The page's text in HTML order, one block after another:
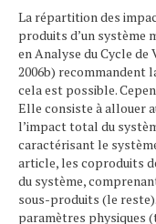
La répartition des
produits d’un système
en Analyse du Cycle de
2006b) recommandent
cela est possible.
Elle consiste à allouer
l’impact total du
caractérisant le
article, les coproduits
du système,
sous-produits (le
paramètres physiques